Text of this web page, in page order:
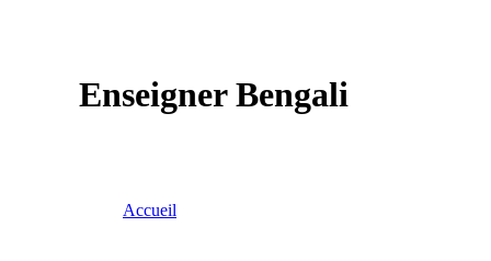
Enseigner Bengali
Accueil